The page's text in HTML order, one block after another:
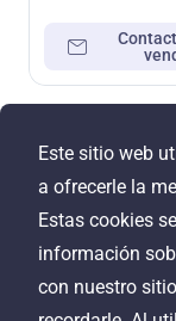
Este sitio web
a ofrecerle la
Estas cookies
información
con nuestro
© Cyprus